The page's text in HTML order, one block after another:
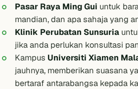
Pasar Raya Ming Gui untuk
mandian, dan apa sahaja yang
Klinik Perubatan Sunsuria
jika anda perlukan konsultasi
Kampus Universiti Xiamen
jauhnya, memberikan suasana
bertaraf antarabangsa kepada